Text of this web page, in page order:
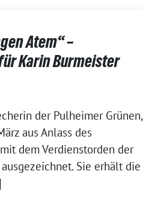
Atem“ –
Karin Burmeister
der Pulheimer Grünen,
aus Anlass des
dem Verdienstorden der
Sie erhält die